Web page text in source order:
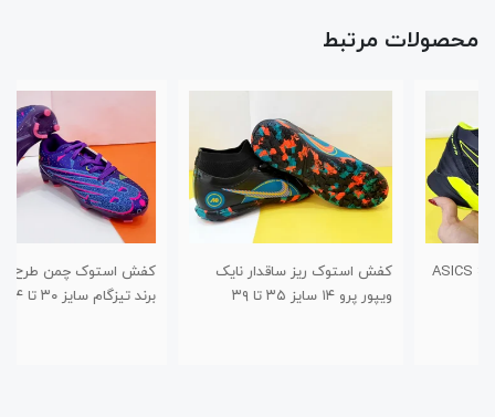
محصولات مرتبط
کفش استوک ریز ساقدار نایک
کفش استوک چمن طرح نیوبالانس
برند تیزگام سایز ۳۰ تا ۳۴